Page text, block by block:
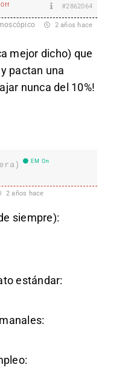
Off #2862064
2 años hace
mejor dicho) que
pactan una
nunca del 10%!
EM On
2 años hace
siempre):
estándar: